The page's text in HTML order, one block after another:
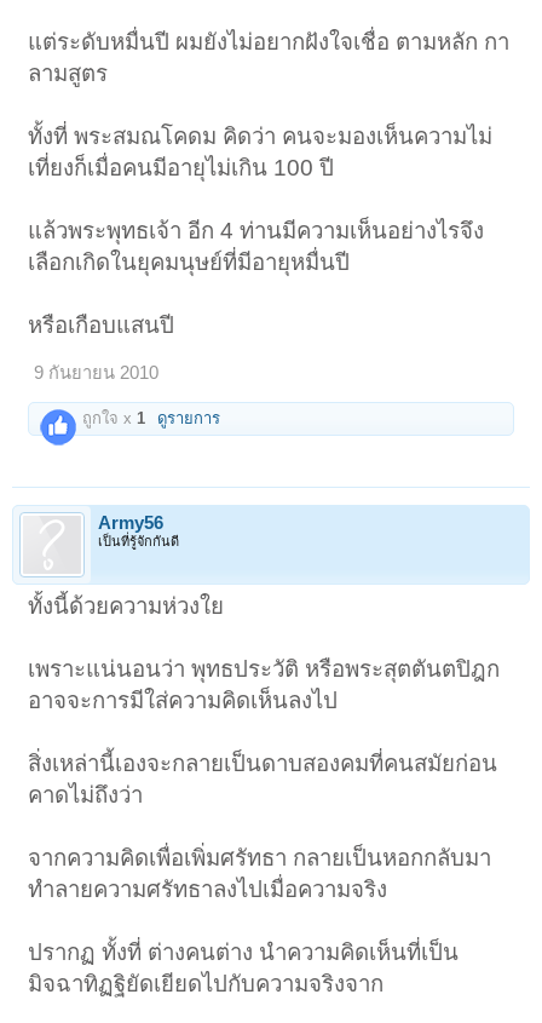
แต่ระดับหมื่นปี ผมยังไม่อยากฝังใจเชื่อ ตามหลัก กา
ลามสูตร
ทั้งที่ พระสมณโคดม คิดว่า คนจะมองเห็นความไม่
เที่ยงก็เมื่อคนมีอายุไม่เกิน 100 ปี
แล้วพระพุทธเจ้า อีก 4 ท่านมีความเห็นอย่างไรจึง
เลือกเกิดในยุคมนุษย์ที่มีอายุหมื่นปี
หรือเกือบแสนปี
9 กันยายน 2010
ถูกใจ x1 ดูรายการ
Army56
เป็นที่รู้จักกันดี
ทั้งนี้ด้วยความห่วงใย
เพราะแน่นอนว่า พุทธประวัติ หรือพระสุตตันตปิฎก
อาจจะการมีใส่ความคิดเห็นลงไป
สิ่งเหล่านี้เองจะกลายเป็นดาบสองคมที่คนสมัยก่อน
คาดไม่ถึงว่า
จากความคิดเพื่อเพิ่มศรัทธา กลายเป็นหอกกลับมา
ทำลายความศรัทธาลงไปเมื่อความจริง
ปรากฏ ทั้งที่ ต่างคนต่าง นำความคิดเห็นที่เป็น
มิจฉาทิฏฐิยัดเยียดไปกับความจริงจาก